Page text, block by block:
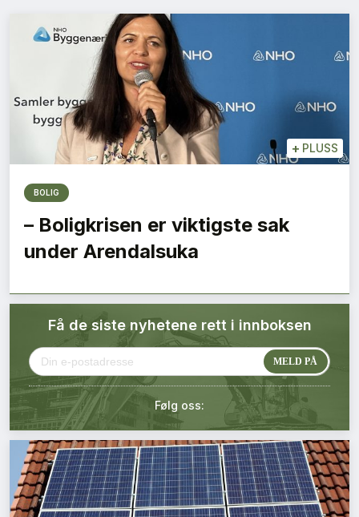
Eiendom
Tips redaksjonen
Annonsering
Abonnement Pluss
Kontakt oss
Login
+ PLUSS
BOLIG
– Boligkrisen er viktigste sak
under Arendalsuka
Få de siste nyhetene rett i innboksen
Følg oss: